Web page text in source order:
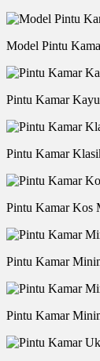
Model Pintu
Pintu Kamar
Pintu Kamar
Pintu Kamar Kos
Pintu Kamar
Pintu Kamar